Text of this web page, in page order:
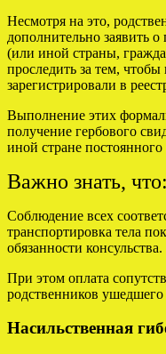
Несмотря на это,
дополнительно заявить
(или иной страны,
проследить за тем,
зарегистрировали в
Выполнение этих
получение гербового
иной стране
Важно знать, что:
Соблюдение всех
транспортировка тела
обязанности консульства.
При этом оплата
родственников
Насильственная